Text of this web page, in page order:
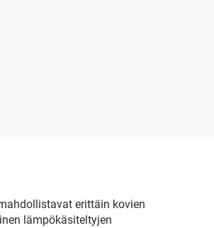
erittäin kovien
lämpökäsiteltyjen